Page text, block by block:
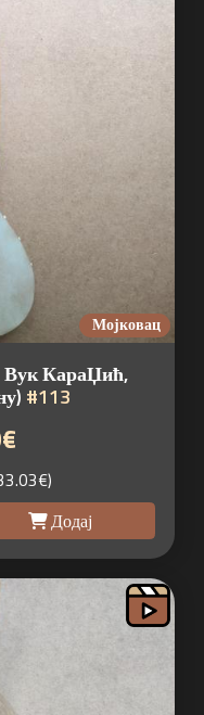
Мојковац
Вук КараЏић,
#113
Додај